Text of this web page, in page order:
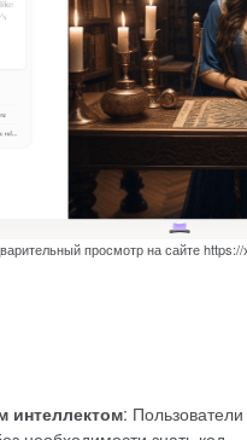
просмотр на сайте
интеллектом: